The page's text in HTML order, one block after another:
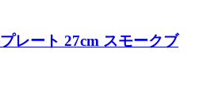
レート 27cm スモークブ